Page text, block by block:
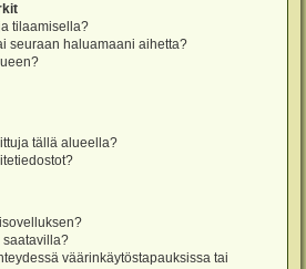
tilaamisella?
seuraan haluamaani aihetta?
tällä alueella?
saatavilla?
väärinkäytöstapauksissa tai